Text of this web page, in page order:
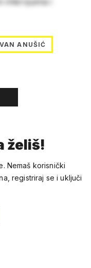
ANUŠIĆ
želiš!
Nemaš korisnički
registriraj se i uključi